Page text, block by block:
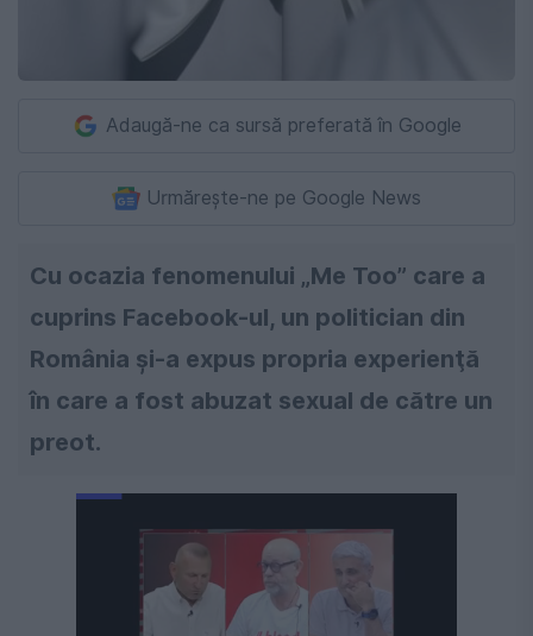
Adaugă-ne ca sursă preferată în Google
Urmărește-ne pe Google News
Cu ocazia fenomenului „Me Too” care a
cuprins Facebook-ul, un politician din
România şi-a expus propria experienţă
în care a fost abuzat sexual de către un
preot.